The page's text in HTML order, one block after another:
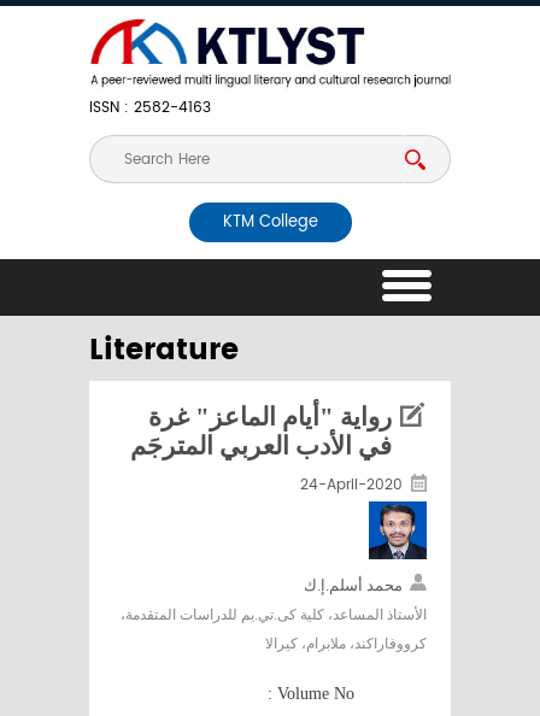
ISSN : 2582-4163
KTM College
Literature
رواية "أيام الماعز" غرة
في الأدب العربي المترجَم
24-April-2020
محمد أسلم.إ.ك
الأستاذ المساعد، كلية كى.تي.يم للدراسات المتقدمة،
كرووفاراكند، ملابرام، كيرالا
Volume No :